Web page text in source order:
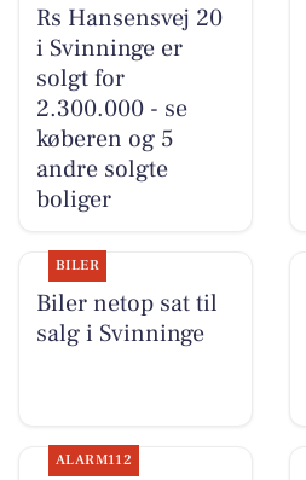
Rs Hansensvej 20
i Svinninge er
solgt for
2.300.000 - se
køberen og 5
andre solgte
boliger
BILER
Biler netop sat til
salg i Svinninge
ALARM112